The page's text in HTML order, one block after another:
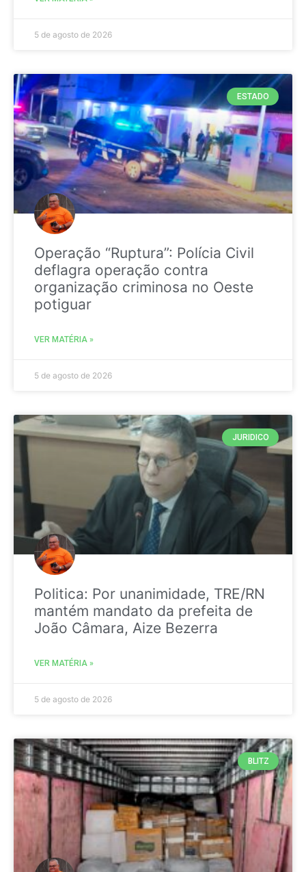
5 de agosto de 2026
ESTADO
Operação “Ruptura”: Polícia Civil
deflagra operação contra
organização criminosa no Oeste
potiguar
VER MATÉRIA »
5 de agosto de 2026
JURIDICO
Politica: Por unanimidade, TRE/RN
mantém mandato da prefeita de
João Câmara, Aize Bezerra
VER MATÉRIA »
5 de agosto de 2026
BLITZ